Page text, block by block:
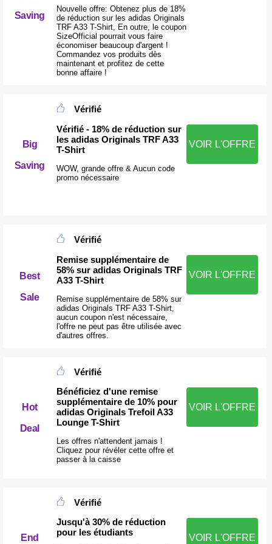
Saving
Nouvelle offre: Obtenez plus de 18%
de réduction sur les adidas Originals
TRF A33 T-Shirt, En outre, le coupon
SizeOfficial pourrait vous faire
économiser beaucoup d'argent !
Commandez vos produits dès
maintenant et profitez de cette
bonne affaire !
Big
Saving
Vérifié
Vérifié - 18% de réduction sur
les adidas Originals TRF A33
T-Shirt
WOW, grande offre & Aucun code
promo nécessaire
VOIR L'OFFRE
Best
Sale
Vérifié
Remise supplémentaire de
58% sur adidas Originals TRF
A33 T-Shirt
Remise supplémentaire de 58% sur
adidas Originals TRF A33 T-Shirt,
aucun coupon n'est nécessaire,
l'offre ne peut pas être utilisée avec
d'autres offres.
VOIR L'OFFRE
Hot
Deal
Vérifié
Bénéficiez d'une remise
supplémentaire de 10% pour
adidas Originals Trefoil A33
Lounge T-Shirt
Les offres n'attendent jamais !
Cliquez pour révéler cette offre et
passer à la caisse
VOIR L'OFFRE
End
Vérifié
Jusqu'à 30% de réduction
pour les étudiants
VOIR L'OFFRE